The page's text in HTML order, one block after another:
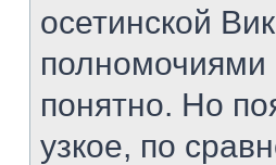
осетинской
полномочиями
понятно. Но
узкое, по